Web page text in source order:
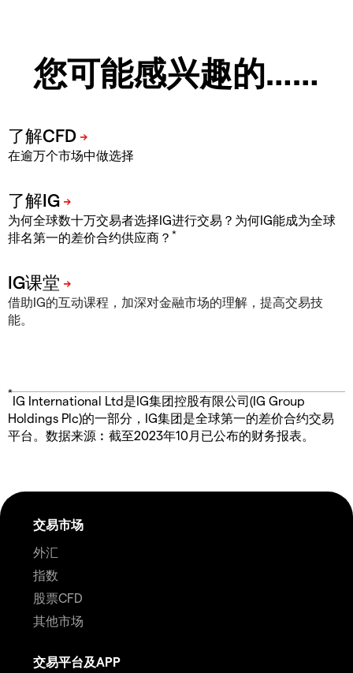
您可能感兴趣的……
在逾万个市场中做选择
为何全球数十万交易者选择IG进行交易？为何IG能成为全球
排名第一的差价合约供应商？ *
借助IG的互动课程，加深对金融市场的理解，提高交易技
能。
*
IG International Ltd是IG集团控股有限公司(IG Group
Holdings Plc)的一部分，IG集团是全球第一的差价合约交易
平台。数据来源︰截至2023年10月已公布的财务报表。
交易市场
外汇
指数
股票CFD
其他市场
交易平台及APP